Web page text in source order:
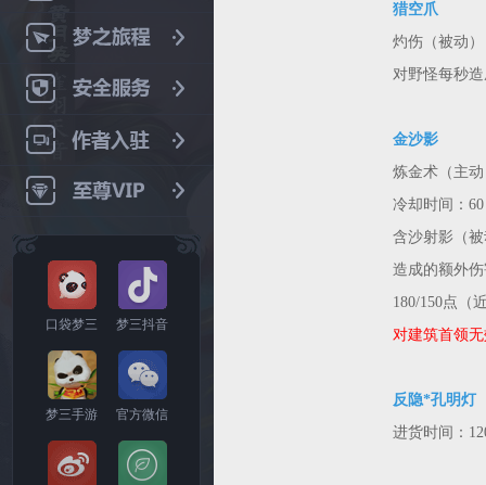
口袋梦三 梦三抖音
梦三手游 官方微信
猎空爪
灼伤（被动）
对野怪每秒
金沙影
炼金术（主
冷却时间：
含沙射影（
造成的额外
180/150点（
对建筑首领
反隐*孔明灯
进货时间：